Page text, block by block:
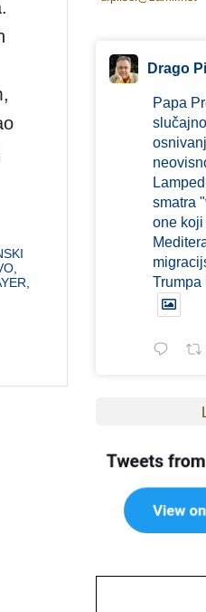
Drago
Papa
smatra
one
Trumpa